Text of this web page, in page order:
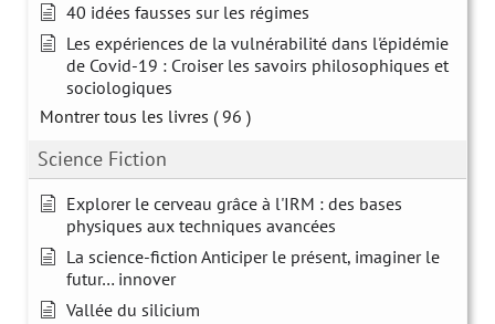
40 idées fausses sur les régimes
Les expériences de la vulnérabilité dans l'épidémie
de Covid-19 : Croiser les savoirs philosophiques et
sociologiques
Montrer tous les livres ( 96 )
Science Fiction
Explorer le cerveau grâce à l'IRM : des bases
physiques aux techniques avancées
La science-fiction Anticiper le présent, imaginer le
futur… innover
Vallée du silicium